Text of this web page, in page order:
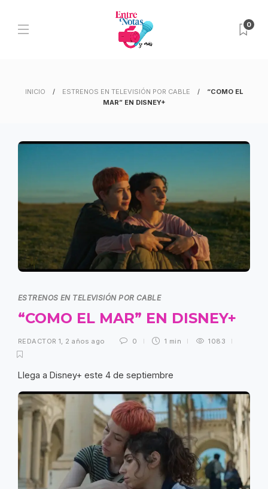
0
INICIO ESTRENOS EN TELEVISIÓN POR CABLE
“COMO EL
MAR” EN DISNEY+
ESTRENOS EN TELEVISIÓN POR CABLE
“COMO EL MAR” EN DISNEY+
REDACTOR 1, 2 años ago 0 1 min 1083
Llega a Disney+ este 4 de septiembre